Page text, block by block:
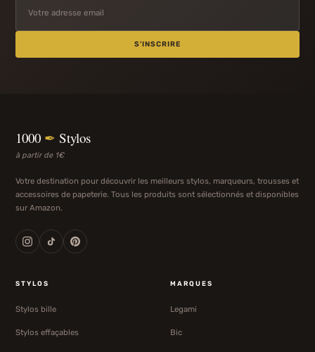
S'INSCRIRE
1000 ✒ Stylos
à partir de 1€
Votre destination pour découvrir les meilleurs stylos, marqueurs, trousses et
accessoires de papeterie. Tous les produits sont sélectionnés et disponibles
sur Amazon.
STYLOS
Stylos bille
Stylos effaçables
MARQUES
Legami
Bic